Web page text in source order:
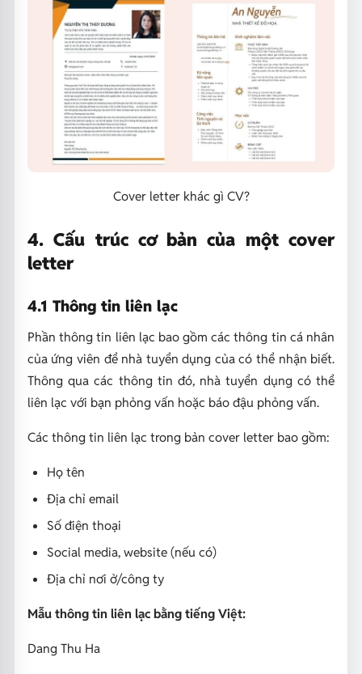
Cover letter khác gì CV?
4. Cấu trúc cơ bản của một cover
letter
4.1 Thông tin liên lạc
Phần thông tin liên lạc bao gồm các thông tin cá nhân
của ứng viên để nhà tuyển dụng của có thể nhận biết.
Thông qua các thông tin đó, nhà tuyển dụng có thể
liên lạc với bạn phỏng vấn hoặc báo đậu phỏng vấn.
Các thông tin liên lạc trong bản cover letter bao gồm:
Họ tên
Địa chỉ email
Số điện thoại
Social media, website (nếu có)
Địa chỉ nơi ở/công ty
Mẫu thông tin liên lạc bằng tiếng Việt:
Dang Thu Ha